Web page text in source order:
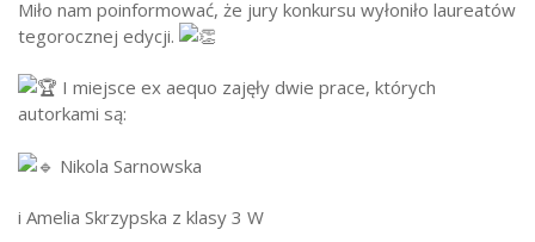
Miło nam poinformować, że jury konkursu wyłoniło laureatów
tegorocznej edycji.
I miejsce ex aequo zajęły dwie prace, których
autorkami są:
Nikola Sarnowska
i Amelia Skrzypska z klasy 3 W